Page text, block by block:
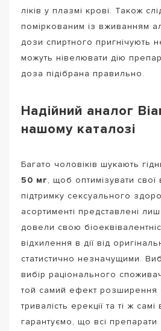
ліків у плазмі крові. Також
поміркованим із вживанням
дози спиртного пригнічують
можуть нівелювати дію
доза підібрана правильно.
Надійний аналог
нашому каталозі
Багато чоловіків шукають
50 мг, щоб оптимізувати свої
підтримку сексуального
асортименті представлені
довели свою
відхилення в дії від
статистично незначущими.
вибір раціонального
той самий ефект розширення
тривалість ерекції та ті ж самі
гарантуємо, що всі препарати